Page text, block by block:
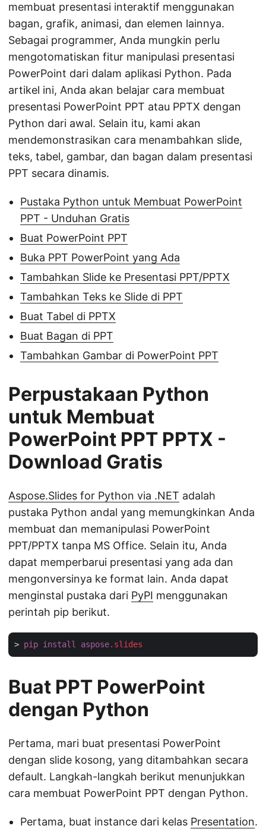
membuat presentasi interaktif menggunakan
bagan, grafik, animasi, dan elemen lainnya.
Sebagai programmer, Anda mungkin perlu
mengotomatiskan fitur manipulasi presentasi
PowerPoint dari dalam aplikasi Python. Pada
artikel ini, Anda akan belajar cara membuat
presentasi PowerPoint PPT atau PPTX dengan
Python dari awal. Selain itu, kami akan
mendemonstrasikan cara menambahkan slide,
teks, tabel, gambar, dan bagan dalam presentasi
PPT secara dinamis.
Pustaka Python untuk Membuat PowerPoint
PPT - Unduhan Gratis
Buat PowerPoint PPT
Buka PPT PowerPoint yang Ada
Tambahkan Slide ke Presentasi PPT/PPTX
Tambahkan Teks ke Slide di PPT
Buat Tabel di PPTX
Buat Bagan di PPT
Tambahkan Gambar di PowerPoint PPT
Perpustakaan Python
untuk Membuat
PowerPoint PPT PPTX -
Download Gratis
Aspose.Slides for Python via .NET adalah
pustaka Python andal yang memungkinkan Anda
membuat dan memanipulasi PowerPoint
PPT/PPTX tanpa MS Office. Selain itu, Anda
dapat memperbarui presentasi yang ada dan
mengonversinya ke format lain. Anda dapat
menginstal pustaka dari PyPI menggunakan
perintah pip berikut.
> pip install aspose.slides
Buat PPT PowerPoint
dengan Python
Pertama, mari buat presentasi PowerPoint
dengan slide kosong, yang ditambahkan secara
default. Langkah-langkah berikut menunjukkan
cara membuat PowerPoint PPT dengan Python.
Pertama, buat instance dari kelas Presentation.